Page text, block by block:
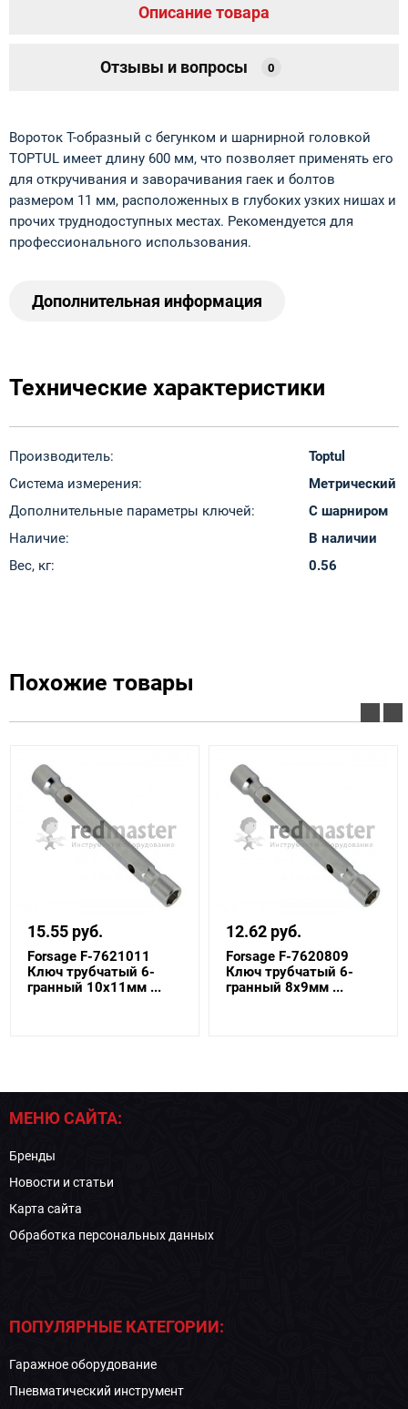
Описание товара
Отзывы и вопросы 0
Вороток T-образный c бегунком и шарнирной головкой
TOPTUL имеет длину 600 мм, что позволяет применять его
для откручивания и заворачивания гаек и болтов
размером 11 мм, расположенных в глубоких узких нишах и
прочих труднодоступных местах. Рекомендуется для
профессионального использования.
Дополнительная информация
Технические характеристики
Производитель:
Toptul
Система измерения:
Метрический
Дополнительные параметры ключей:
С шарниром
Наличие:
В наличии
Вес, кг:
0.56
Похожие товары
15.55 руб.
Forsage F-7621011
Ключ трубчатый 6-
гранный 10х11мм ...
12.62 руб.
Forsage F-7620809
Ключ трубчатый 6-
гранный 8х9мм ...
МЕНЮ САЙТА:
Бренды
Новости и статьи
Карта сайта
Обработка персональных данных
ПОПУЛЯРНЫЕ КАТЕГОРИИ:
Гаражное оборудование
Пневматический инструмент